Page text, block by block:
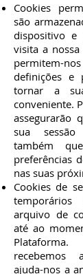
Cookies
são
dispositivo e
visita a nossa
permitem-
definições e
tornar a
conveniente.
assegurarão
sua sessão
também
preferências
nas suas
Cookies de
arquivo de
até ao
recebemos
ajuda-nos a